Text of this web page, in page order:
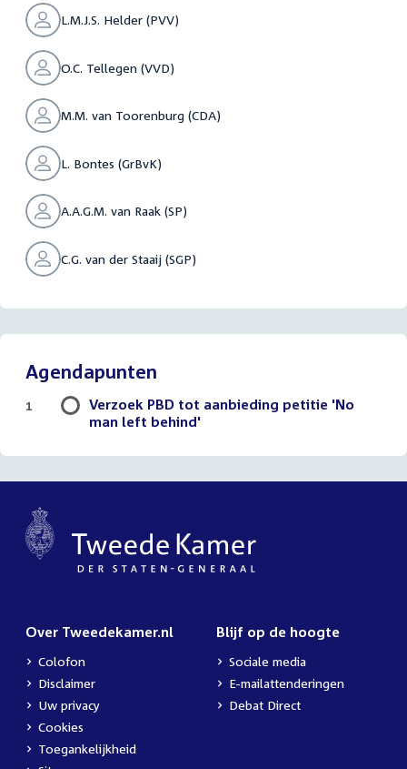
L.M.J.S. Helder (PVV)
O.C. Tellegen (VVD)
M.M. van Toorenburg (CDA)
L. Bontes (GrBvK)
A.A.G.M. van Raak (SP)
C.G. van der Staaij (SGP)
Agendapunten
Verzoek PBD tot aanbieding petitie 'No
man left behind'
1
Over Tweedekamer.nl
Colofon
Disclaimer
Uw privacy
Cookies
Toegankelijkheid
Blijf op de hoogte
Sociale media
E-mailattenderingen
Debat Direct